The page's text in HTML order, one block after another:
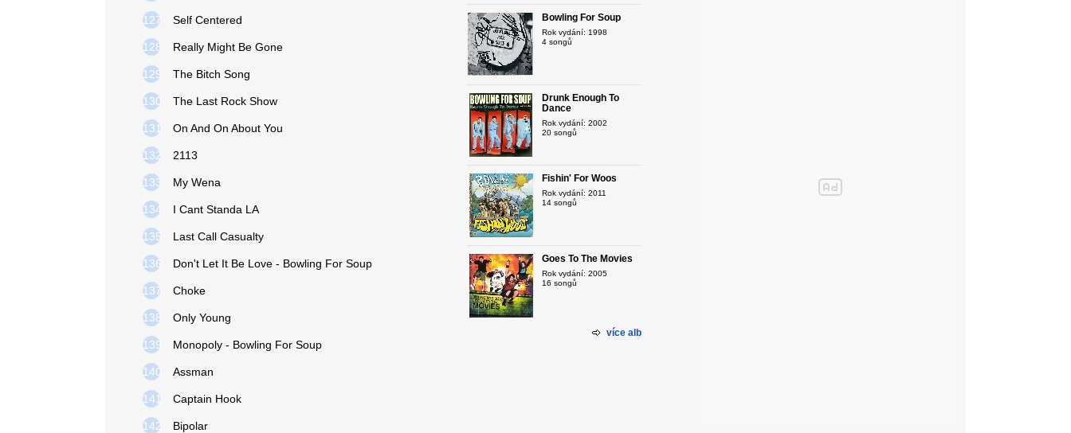
127 Self Centered
128 Really Might Be Gone
129 The Bitch Song
130 The Last Rock Show
131 On And On About You
132 2113
133 My Wena
134 I Cant Standa LA
135 Last Call Casualty
136 Don't Let It Be Love - Bowling For Soup
137 Choke
138 Only Young
139 Monopoly - Bowling For Soup
140 Assman
141 Captain Hook
142 Bipolar
Bowling For Soup
Rok vydání: 1998
4 songů
Drunk Enough To
Dance
Rok vydání: 2002
20 songů
Fishin' For Woos
Rok vydání: 2011
14 songů
Goes To The Movies
Rok vydání: 2005
16 songů
více alb